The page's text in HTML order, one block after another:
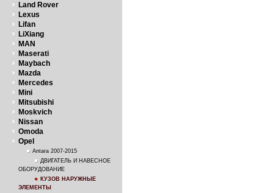
Land Rover
Lexus
Lifan
LiXiang
MAN
Maserati
Maybach
Mazda
Mercedes
Mini
Mitsubishi
Moskvich
Nissan
Omoda
Opel
Antara 2007-2015
ДВИГАТЕЛЬ И НАВЕСНОЕ
ОБОРУДОВАНИЕ
КУЗОВ НАРУЖНЫЕ
ЭЛЕМЕНТЫ